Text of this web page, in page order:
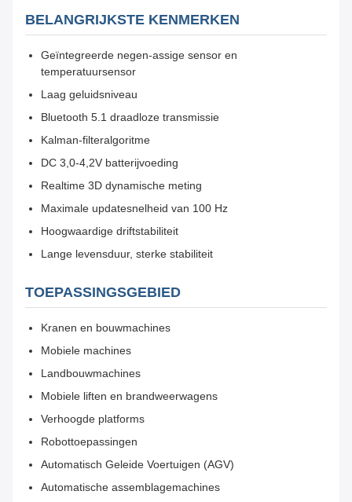
BELANGRIJKSTE KENMERKEN
Geïntegreerde negen-assige sensor en
temperatuursensor
Laag geluidsniveau
Bluetooth 5.1 draadloze transmissie
Kalman-filteralgoritme
DC 3,0-4,2V batterijvoeding
Realtime 3D dynamische meting
Maximale updatesnelheid van 100 Hz
Hoogwaardige driftstabiliteit
Lange levensduur, sterke stabiliteit
TOEPASSINGSGEBIED
Kranen en bouwmachines
Mobiele machines
Landbouwmachines
Mobiele liften en brandweerwagens
Verhoogde platforms
Robottoepassingen
Automatisch Geleide Voertuigen (AGV)
Automatische assemblagemachines